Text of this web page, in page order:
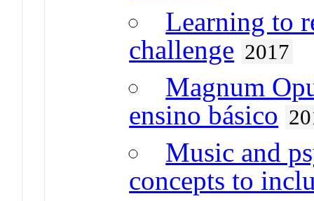
Learning to
challenge 2017
Magnum
ensino básico
Music and
concepts to